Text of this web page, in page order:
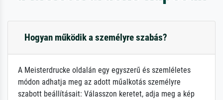
Hogyan működik a személyre szabás?
A Meisterdrucke oldalán egy egyszerű és szemléletes
módon adhatja meg az adott műalkotás személyre
szabott beállításait: Válasszon keretet, adja meg a kép